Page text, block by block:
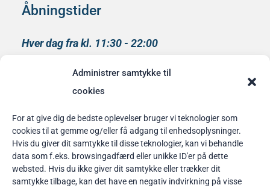
Administrer samtykke til
cookies
For at give dig de bedste oplevelser bruger vi teknologier som
cookies til at gemme og/eller få adgang til enhedsoplysninger.
Hvis du giver dit samtykke til disse teknologier, kan vi behandle
data som f.eks. browsingadfærd eller unikke ID'er på dette
websted. Hvis du ikke giver dit samtykke eller trækker dit
samtykke tilbage, kan det have en negativ indvirkning på visse
Åbningstider
Hver dag fra kl. 11:30 - 22:00
medlem af
Bordbestilling
her